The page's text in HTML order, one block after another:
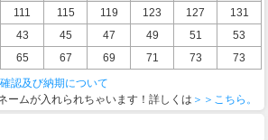
111 115 119 123 127
131
43 45 47 49 51
53
65 67 69 71 73
73
認及び納期について
ムが入れられちゃいます！詳しくは ＞＞こちら。